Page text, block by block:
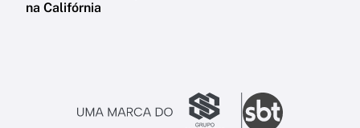
na Califórnia